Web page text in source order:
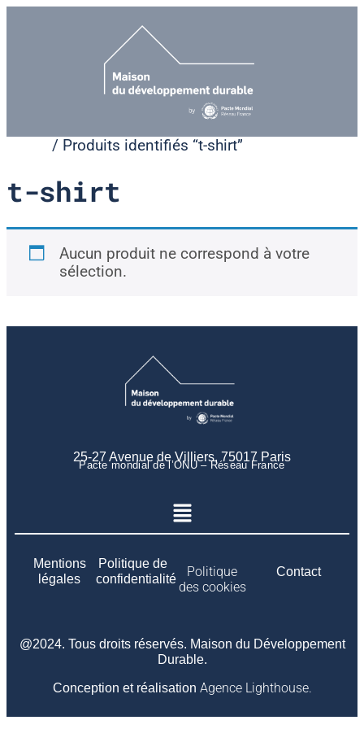
/ Produits identifiés “t-shirt”
t-shirt
Aucun produit ne correspond à votre
sélection.
25-27 Avenue de Villiers, 75017 Paris
Pacte mondial de l’ONU – Réseau France
Mentions
légales
Politique de
confidentialité
Politique
des cookies
Contact
@2024. Tous droits réservés. Maison du Développement
Durable.
Conception et réalisation Agence Lighthouse.